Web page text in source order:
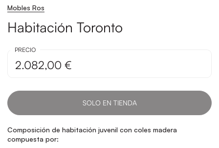
Mobles Ros
Habitación Toronto
PRECIO
2.082,00 €
SOLO EN TIENDA
Composición de habitación juvenil con coles madera
compuesta por: